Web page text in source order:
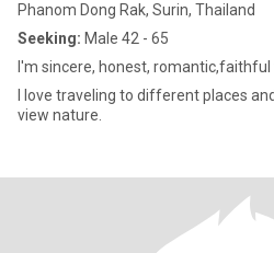
Phanom Dong Rak, Surin, Thailand
Seeking: Male 42 - 65
I'm sincere, honest, romantic,faithful
l love traveling to different places
view nature.